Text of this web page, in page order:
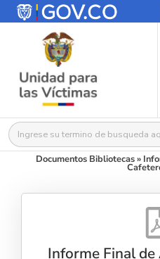
Buscar:
Documentos Bibliotecas»
Informe Final